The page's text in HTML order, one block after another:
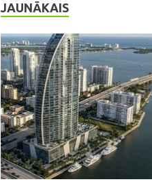
JAUNĀKAIS